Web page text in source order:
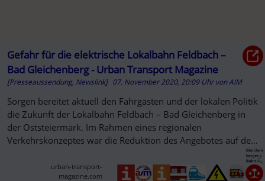
Gefahr für die elektrische Lokalbahn Feldbach –
Bad Gleichenberg - Urban Transport Magazine
[Presseaussendung, Newslink] 07. November 2020, 20:09 Uhr vonAIM
Sorgen bereitet aktuell den Fahrgästen und der lokalen Politik
die Zukunft der Lokalbahn Feldbach – Bad Gleichenberg in
der Oststeiermark. Im Rahmen eines regionalen
Verkehrskonzeptes war die Reduktion des Angebotes auf der
urban-transport-
magazine.com